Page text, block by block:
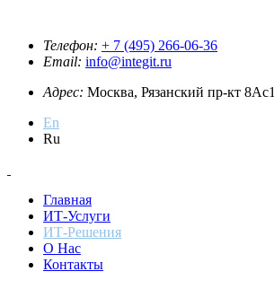
Телефон: + 7 (495) 266-06-36
Email: info@integit.ru
Адрес: Москва, Рязанский пр-кт 8Ас1
En
Ru
Главная
ИТ-Услуги
ИТ-Решения
О Нас
Контакты